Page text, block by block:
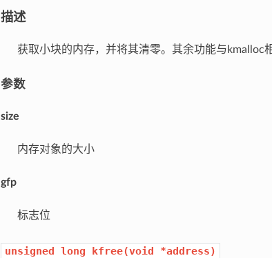
描述
获取小块的内存，并将其清零。其余功能与kmalloc相
参数
size
内存对象的大小
gfp
标志位
unsigned long kfree(void *address)